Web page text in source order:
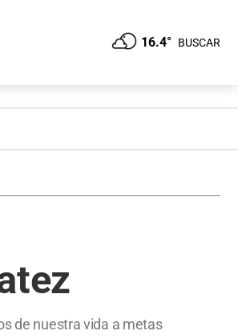
16.4° BUSCAR
de nuestra vida a metas